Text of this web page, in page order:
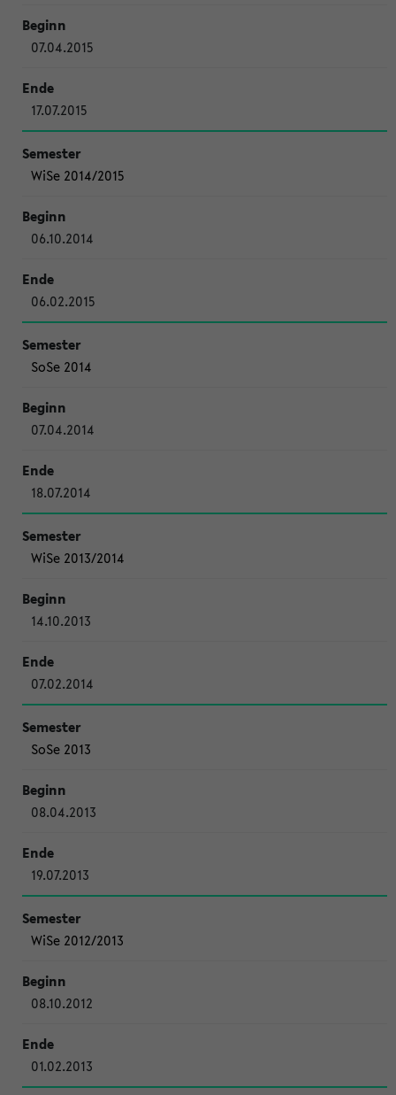
07.04.2015
17.07.2015
WiSe 2014/2015
06.10.2014
06.02.2015
SoSe 2014
07.04.2014
18.07.2014
WiSe 2013/2014
14.10.2013
07.02.2014
SoSe 2013
08.04.2013
19.07.2013
WiSe 2012/2013
08.10.2012
01.02.2013